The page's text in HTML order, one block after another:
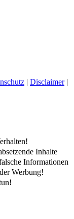
| Disclaimer|
Inhalte
Informationen
Werbung!